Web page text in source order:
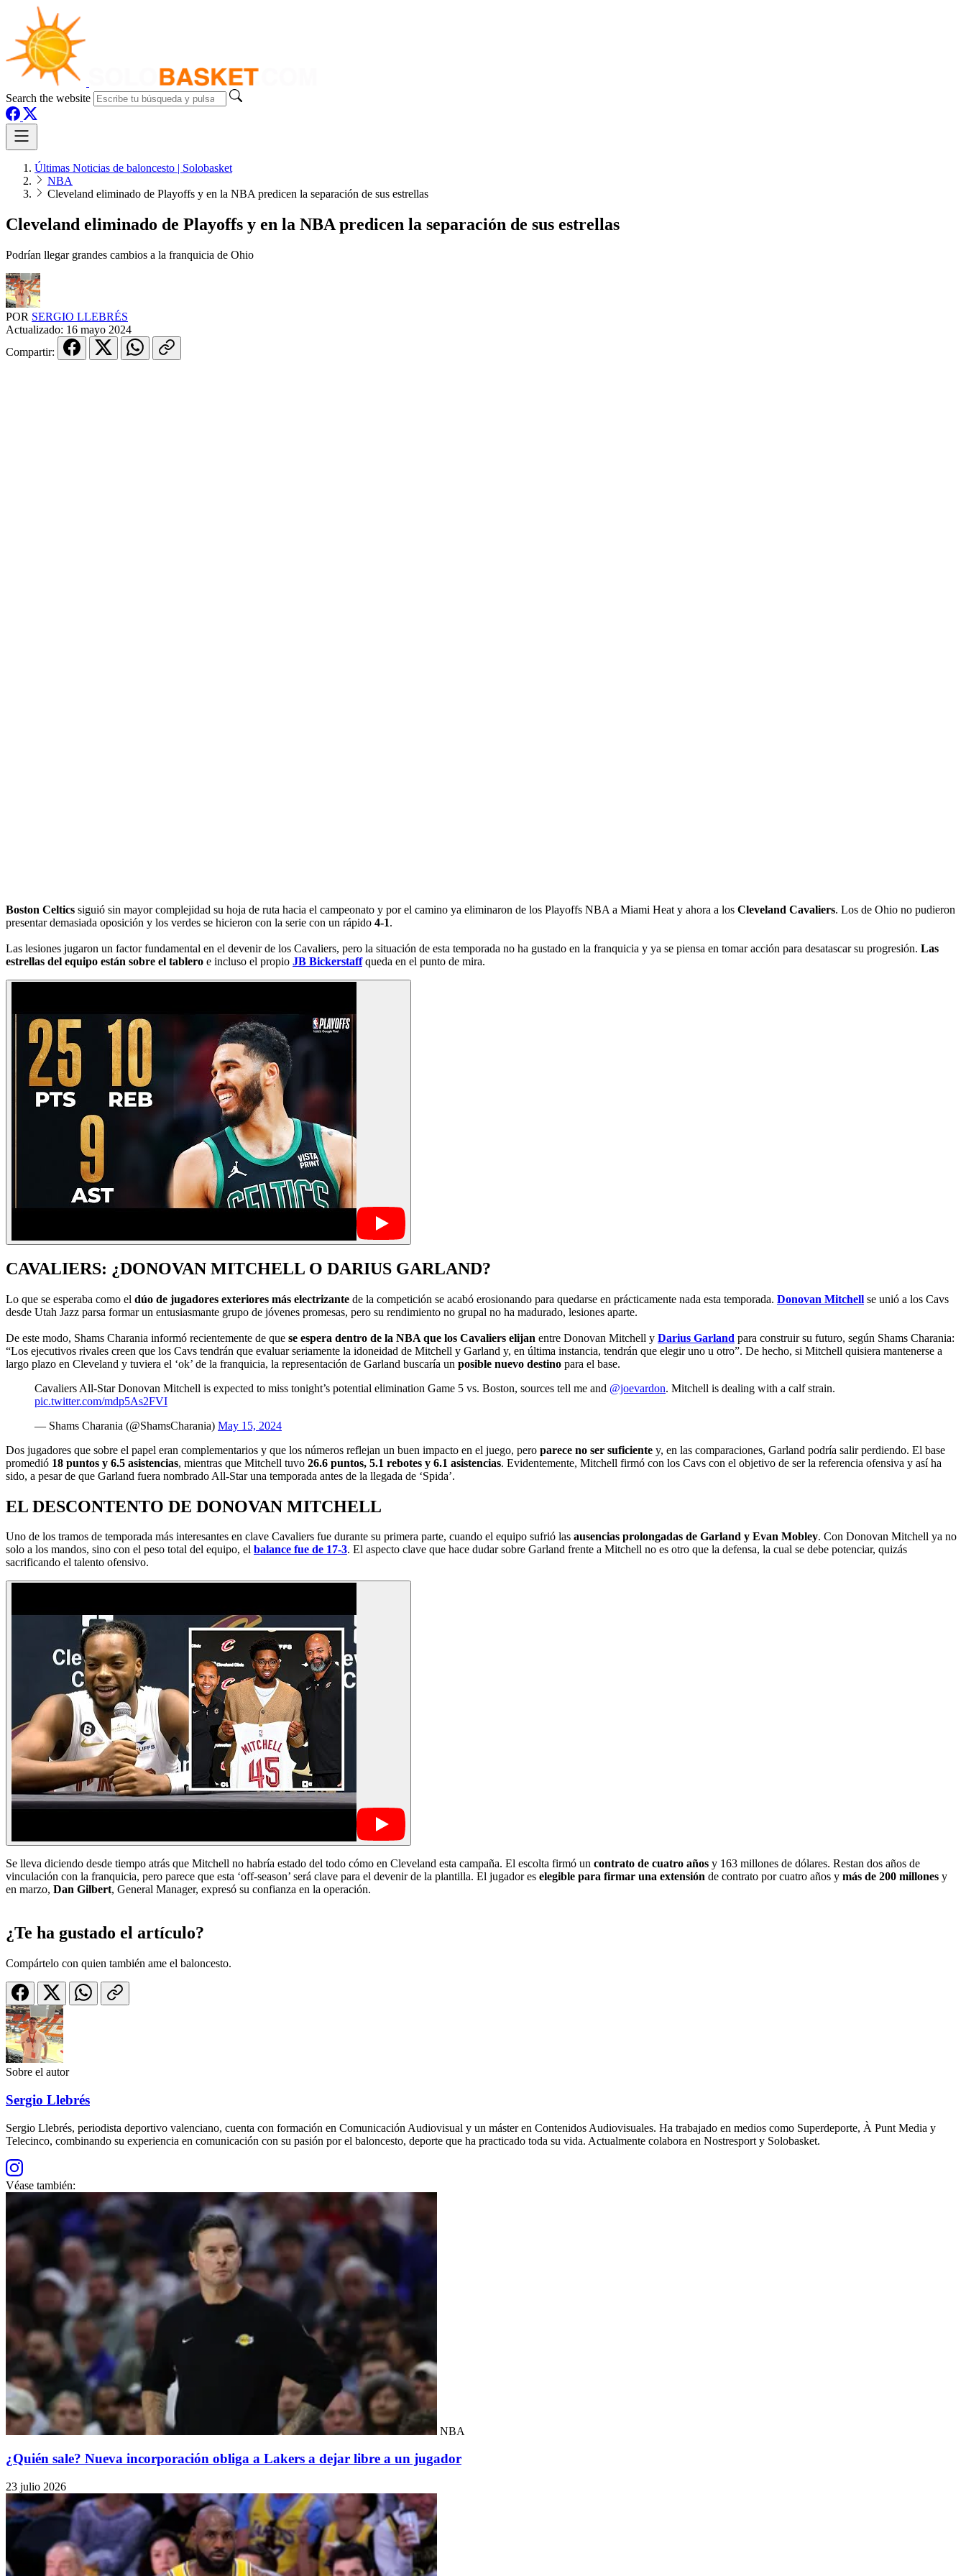
Search the website
Últimas Noticias de baloncesto | Solobasket
NBA
Cleveland eliminado de Playoffs y en la NBA predicen la separación de sus estrellas
Cleveland eliminado de Playoffs y en la NBA predicen la separación de sus estrellas
Podrían llegar grandes cambios a la franquicia de Ohio
POR SERGIO LLEBRÉS
Actualizado: 16 mayo 2024
Compartir:
Boston Celtics siguió sin mayor complejidad su hoja de ruta hacia el campeonato y por el camino ya eliminaron de los Playoffs NBA a Miami Heat y ahora a los Cleveland Cavaliers. Los de Ohio no pudieron
presentar demasiada oposición y los verdes se hicieron con la serie con un rápido 4-1.
Las lesiones jugaron un factor fundamental en el devenir de los Cavaliers, pero la situación de esta temporada no ha gustado en la franquicia y ya se piensa en tomar acción para desatascar su progresión. Las
estrellas del equipo están sobre el tablero e incluso el propio JB Bickerstaffqueda en el punto de mira.
CAVALIERS: ¿DONOVAN MITCHELL O DARIUS GARLAND?
Lo que se esperaba como el dúo de jugadores exteriores más electrizante de la competición se acabó erosionando para quedarse en prácticamente nada esta temporada. Donovan Mitchell se unió a los Cavs
desde Utah Jazz parsa formar un entusiasmante grupo de jóvenes promesas, pero su rendimiento no grupal no ha madurado, lesiones aparte.
De este modo, Shams Charania informó recientemente de que se espera dentro de la NBA que los Cavaliers elijan entre Donovan Mitchell y Darius Garland para construir su futuro, según Shams Charania:
“Los ejecutivos rivales creen que los Cavs tendrán que evaluar seriamente la idoneidad de Mitchell y Garland y, en última instancia, tendrán que elegir uno u otro”. De hecho, si Mitchell quisiera mantenerse a
largo plazo en Cleveland y tuviera el ‘ok’ de la franquicia, la representación de Garland buscaría un posible nuevo destino para el base.
Cavaliers All-Star Donovan Mitchell is expected to miss tonight’s potential elimination Game 5 vs. Boston, sources tell me and @joevardon. Mitchell is dealing with a calf strain.
pic.twitter.com/mdp5As2FVI
— Shams Charania (@ShamsCharania) May 15, 2024
Dos jugadores que sobre el papel eran complementarios y que los números reflejan un buen impacto en el juego, pero parece no ser suficiente y, en las comparaciones, Garland podría salir perdiendo. El base
promedió 18 puntos y 6.5 asistencias, mientras que Mitchell tuvo 26.6 puntos, 5.1 rebotes y 6.1 asistencias. Evidentemente, Mitchell firmó con los Cavs con el objetivo de ser la referencia ofensiva y así ha
sido, a pesar de que Garland fuera nombrado All-Star una temporada antes de la llegada de ‘Spida’.
EL DESCONTENTO DE DONOVAN MITCHELL
Uno de los tramos de temporada más interesantes en clave Cavaliers fue durante su primera parte, cuando el equipo sufrió las ausencias prolongadas de Garland y Evan Mobley. Con Donovan Mitchell ya no
solo a los mandos, sino con el peso total del equipo, el balance fue de 17-3. El aspecto clave que hace dudar sobre Garland frente a Mitchell no es otro que la defensa, la cual se debe potenciar, quizás
sacrificando el talento ofensivo.
Se lleva diciendo desde tiempo atrás que Mitchell no habría estado del todo cómo en Cleveland esta campaña. El escolta firmó un contrato de cuatro años y 163 millones de dólares. Restan dos años de
vinculación con la franquicia, pero parece que esta ‘off-season’ será clave para el devenir de la plantilla. El jugador es elegible para firmar una extensión de contrato por cuatro años y más de 200 millones y
en marzo, Dan Gilbert, General Manager, expresó su confianza en la operación.
¿Te ha gustado el artículo?
Compártelo con quien también ame el baloncesto.
Sobre el autor
Sergio Llebrés
Sergio Llebrés, periodista deportivo valenciano, cuenta con formación en Comunicación Audiovisual y un máster en Contenidos Audiovisuales. Ha trabajado en medios como Superdeporte, À Punt Media y
Telecinco, combinando su experiencia en comunicación con su pasión por el baloncesto, deporte que ha practicado toda su vida. Actualmente colabora en Nostresport y Solobasket.
Véase también:
NBA
¿Quién sale? Nueva incorporación obliga a Lakers a dejar libre a un jugador
23 julio 2026